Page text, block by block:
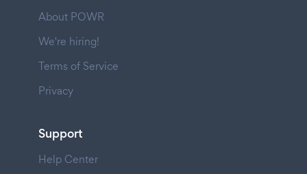
About POWR
We're hiring!
Terms of Service
Privacy
Support
Help Center